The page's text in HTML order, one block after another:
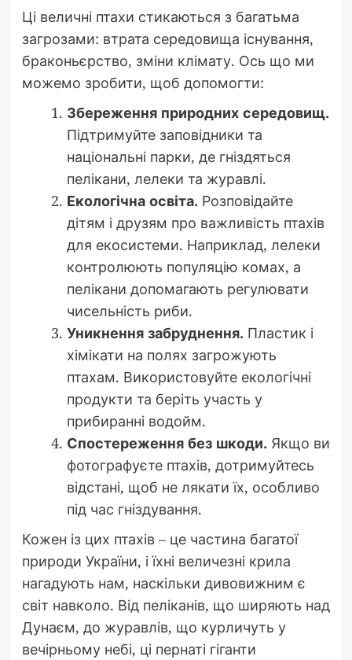
Ці величні птахи стикаються з багатьма
загрозами: втрата середовища існування,
браконьєрство, зміни клімату. Ось що ми
можемо зробити, щоб допомогти:
Збереження природних середовищ.
Підтримуйте заповідники та
національні парки, де гніздяться
пелікани, лелеки та журавлі.
Екологічна освіта. Розповідайте
дітям і друзям про важливість птахів
для екосистеми. Наприклад, лелеки
контролюють популяцію комах, а
пелікани допомагають регулювати
чисельність риби.
Уникнення забруднення. Пластик і
хімікати на полях загрожують
птахам. Використовуйте екологічні
продукти та беріть участь у
прибиранні водойм.
Спостереження без шкоди. Якщо ви
фотографуєте птахів, дотримуйтесь
відстані, щоб не лякати їх, особливо
під час гніздування.
Кожен із цих птахів – це частина багатої
природи України, і їхні величезні крила
нагадують нам, наскільки дивовижним є
світ навколо. Від пеліканів, що ширяють над
Дунаєм, до журавлів, що курличуть у
вечірньому небі, ці пернаті гіганти